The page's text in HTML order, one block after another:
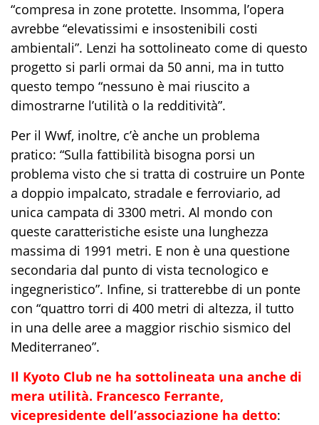
“compresa in zone protette. Insomma, l’opera
avrebbe “elevatissimi e insostenibili costi
ambientali”. Lenzi ha sottolineato come di questo
progetto si parli ormai da 50 anni, ma in tutto
questo tempo “nessuno è mai riuscito a
dimostrarne l’utilità o la redditività”.
Per il Wwf, inoltre, c’è anche un problema
pratico: “Sulla fattibilità bisogna porsi un
problema visto che si tratta di costruire un Ponte
a doppio impalcato, stradale e ferroviario, ad
unica campata di 3300 metri. Al mondo con
queste caratteristiche esiste una lunghezza
massima di 1991 metri. E non è una questione
secondaria dal punto di vista tecnologico e
ingegneristico”. Infine, si tratterebbe di un ponte
con “quattro torri di 400 metri di altezza, il tutto
in una delle aree a maggior rischio sismico del
Mediterraneo”.
Il Kyoto Club ne ha sottolineata una anche di
mera utilità. Francesco Ferrante,
vicepresidente dell’associazione ha detto: